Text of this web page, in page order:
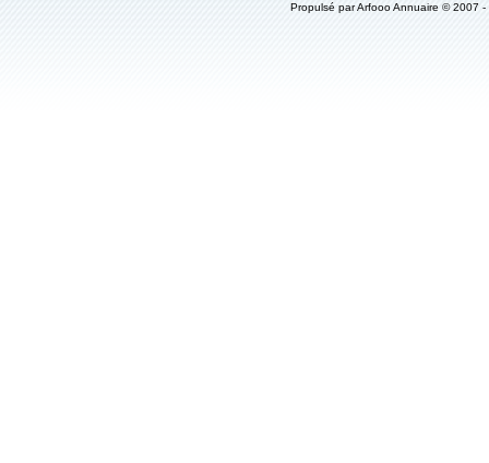
Propulsé parArfooo Annuaire © 2007